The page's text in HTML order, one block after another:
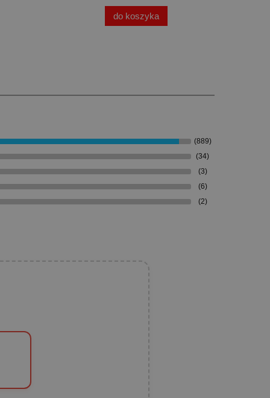
do koszyka
(889)
(34)
(3)
(6)
(2)